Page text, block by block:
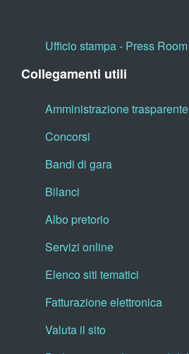
Ufficio stampa - Press Room
Collegamenti utili
Amministrazione trasparente
Concorsi
Bandi di gara
Bilanci
Albo pretorio
Servizi online
Elenco siti tematici
Fatturazione elettronica
Valuta il sito